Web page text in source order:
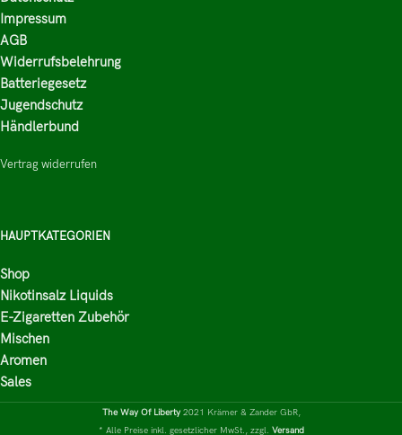
Impressum
AGB
Widerrufsbelehrung
Batteriegesetz
Jugendschutz
Händlerbund
Vertrag widerrufen
HAUPTKATEGORIEN
Shop
Nikotinsalz Liquids
E-Zigaretten Zubehör
Mischen
Aromen
Sales
The Way Of Liberty 2021 Krämer & Zander GbR,
* Alle Preise inkl. gesetzlicher MwSt., zzgl. Versand